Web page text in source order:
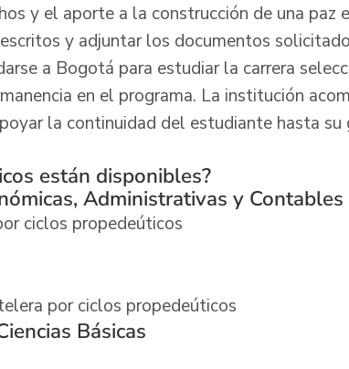
y el aporte a la construcción de una paz
y adjuntar los documentos
a Bogotá para estudiar la carrera
en el programa. La institución
la continuidad del estudiante hasta su
están disponibles?
Administrativas y Contables
ciclos propedeúticos
por ciclos propedeúticos
Básicas